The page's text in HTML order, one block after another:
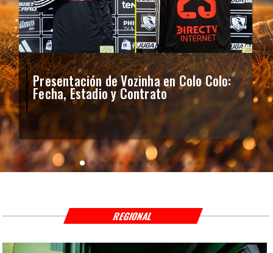
Presentación de Vozinha en Colo Colo:
Fecha, Estadio y Contrato
REGIONAL